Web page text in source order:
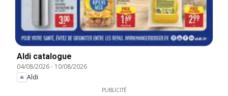
Aldi catalogue
04/08/2026- 10/08/2026
Aldi
PUBLICITÉ